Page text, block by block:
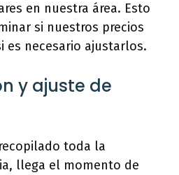
en nuestra área. Esto
si nuestros precios
es necesario ajustarlos.
y ajuste de
toda la
llega el momento de